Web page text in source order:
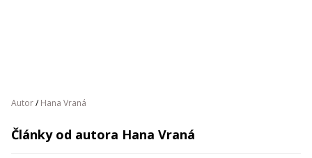
Autor/ Hana Vraná
Články od autora Hana Vraná